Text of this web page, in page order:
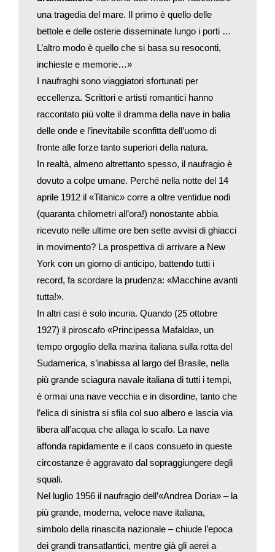
viaggi infernali, Einaudi). Il campionario delle disavventure è
infinito: ritardi nei trasporti, hotel fatiscenti, avvelenamenti, litigi
e disavventure di ogni tipo… Una bella vacanza nei boschi del
Canada? «Scoprimmo che il nostro bungalow era in una fila
con molti altri, tutte baracche da sfollati del tipo che si vedono
nelle immagini di Chernobyl dopo il disastro atomico. La
‘spiaggia’ era un molo per l’attracco delle barche e dava su una
una vasca sudicia che si ergeva per un metro dal terreno». O
forse preferite la Scozia? «Il camping per roulotte è sistemato
proprio di fianco a un macello, dove centinaia di povere
mucche muggiscono disperatamente mentre attendono di
essere ammazzate. Poi c’è una ciminiera che sputa fumi
chimici su tutto il campeggio… La spiaggia è esposta ai venti e
si possono ammirare, anche senza binocolo, le manovre dei
sottomarini nucleari inglesi… La pioggia cade senza sosta».
«Non ero mai stato così felice di tornare a casa».
Col senno di poi è facile dare consigli: farsi aiutare da un
professionista serio, limitare le aspettative e, prima di farsi
prendere dall’entusiasmo, verificare quanto promesso dalla
pubblicità. Ma una volta applicate queste regole di ragionevole
prudenza dobbiamo anche accettare che il viaggio, come ogni
altra fondamentale esperienza umana, ha un lato oscuro. I
momenti di felicità e di illuminazione – quando il mondo è
persone – si pagano con altrettanti momenti di frustrazione e
fatica. Per questo quando la pubblicità turistica promette di
togliere solo i fastidi, lasciando il lato migliore dell’esperienza,
promette l’impossibile, sia pure con le migliori intenzioni.
Piuttosto, se può consolarvi, pensate che molte disavventure
col tempo diventeranno ricordi divertenti. E tra una decina
d’anni potreste trovarvi a raccontare ai vostri amici di quella
volta che…
una tragedia del mare. Il primo è quello delle
bettole e delle osterie disseminate lungo i porti …
L’altro modo è quello che si basa su resoconti,
inchieste e memorie…»
I naufraghi sono viaggiatori sfortunati per
eccellenza. Scrittori e artisti romantici hanno
raccontato più volte il dramma della nave in balia
delle onde e l’inevitabile sconfitta dell’uomo di
fronte alle forze tanto superiori della natura.
In realtà, almeno altrettanto spesso, il naufragio è
dovuto a colpe umane. Perché nella notte del 14
aprile 1912 il «Titanic» corre a oltre ventidue nodi
(quaranta chilometri all’ora!) nonostante abbia
ricevuto nelle ultime ore ben sette avvisi di ghiacci
in movimento? La prospettiva di arrivare a New
York con un giorno di anticipo, battendo tutti i
record, fa scordare la prudenza: «Macchine avanti
tutta!».
In altri casi è solo incuria. Quando (25 ottobre
1927) il piroscafo «Principessa Mafalda», un
tempo orgoglio della marina italiana sulla rotta del
Sudamerica, s’inabissa al largo del Brasile, nella
più grande sciagura navale italiana di tutti i tempi,
è ormai una nave vecchia e in disordine, tanto che
l’elica di sinistra si sfila col suo albero e lascia via
libera all’acqua che allaga lo scafo. La nave
affonda rapidamente e il caos consueto in queste
circostanze è aggravato dal sopraggiungere degli
squali.
Nel luglio 1956 il naufragio dell’«Andrea Doria» – la
più grande, moderna, veloce nave italiana,
simbolo della rinascita nazionale – chiude l’epoca
dei grandi transatlantici, mentre già gli aerei a